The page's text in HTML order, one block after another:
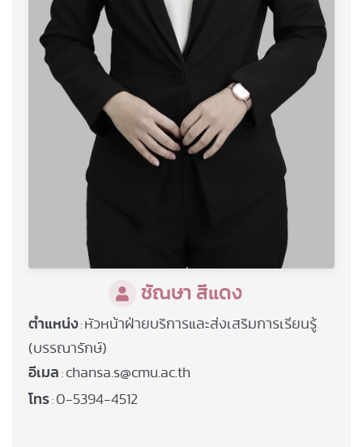
ชัณษา สีแดง
ตำแหน่ง: หัวหน้าฝ่ายบริการและส่งเสริมการเรียนรู้
(บรรณารักษ์)
อีเมล : chansa.s@cmu.ac.th
โทร : 0-5394-4512